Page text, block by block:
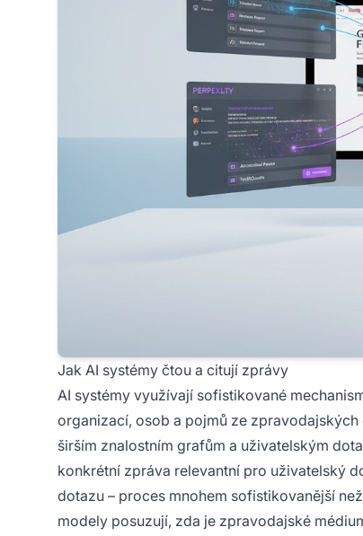
Jak AI systémy čtou a citují zprávy
AI systémy využívají sofistikované
organizací, osob a pojmů ze
širším znalostním grafům a uživatelským
konkrétní zpráva relevantní pro uživatelský
dotazu – proces mnohem sofistikovanější
modely posuzují, zda je zpravodajské